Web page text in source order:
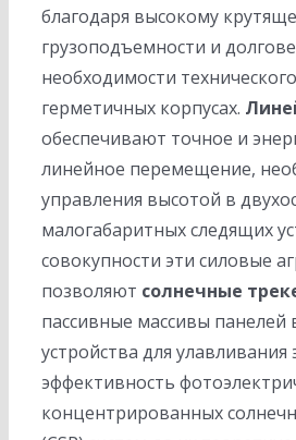
благодаря высокому
грузоподъемности и
необходимости
герметичных корпусах.
обеспечивают точное и
линейное перемещение,
управления высотой в
малогабаритных следящих
совокупности эти силовые
позволяют солнечные
пассивные массивы панелей
устройства для улавливания
эффективность
концентрированных